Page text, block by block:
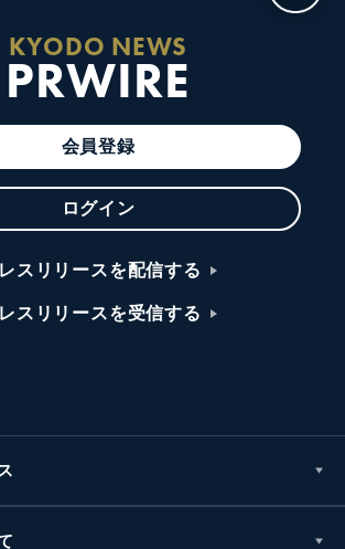
KYODO NEWS
PRWIRE
会員登録
ログイン
スリリースを配信する
スリリースを受信する